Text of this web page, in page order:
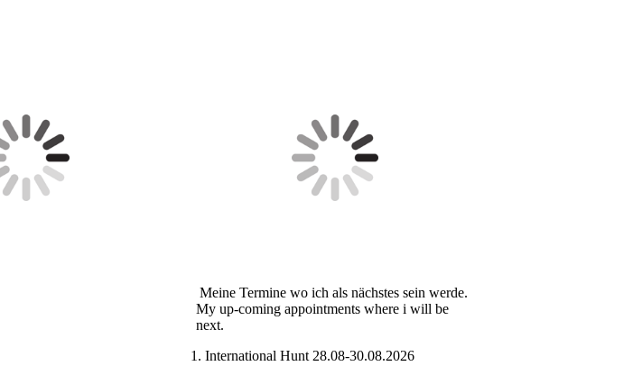
Meine Termine wo ich als nächstes sein werde.
My up-coming appointments where i will be
next.
International Hunt 28.08-30.08.2026